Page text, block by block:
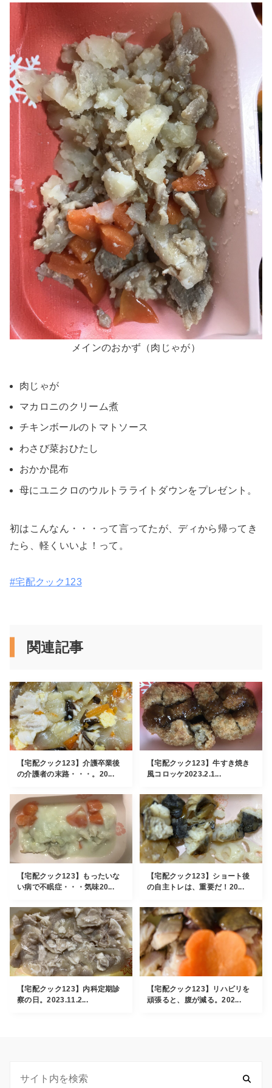
メインのおかず（肉じゃが）
肉じゃが
マカロニのクリーム煮
チキンボールのトマトソース
わさび菜おひたし
おかか昆布
母にユニクロのウルトラライトダウンをプレゼント。
初はこんなん・・・って言ってたが、ディから帰ってき
たら、軽くいいよ！って。
#宅配クック123
関連記事
【宅配クック123】介護卒業後
の介護者の末路・・・。20...
【宅配クック123】牛すき焼き
風コロッケ2023.2.1...
【宅配クック123】もったいな
い病で不眠症・・・気味20...
【宅配クック123】ショート後
の自主トレは、重要だ！20...
【宅配クック123】内科定期診
察の日。2023.11.2...
【宅配クック123】リハビリを
頑張ると、腹が減る。202...